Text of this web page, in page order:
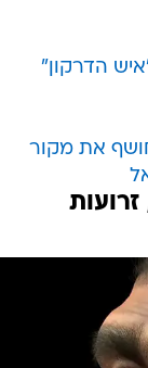
הדרקון"
את מקור